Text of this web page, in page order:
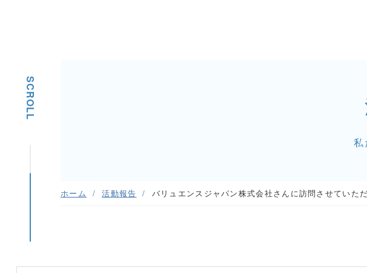
SCROLL
私
ホーム 活動報告 バリュエンスジャパン株式会社さんに訪問させていた